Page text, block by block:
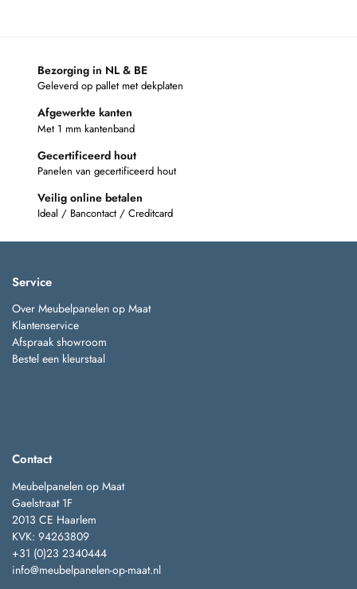
Bezorging in NL & BE
Geleverd op pallet met dekplaten
Afgewerkte kanten
Met 1 mm kantenband
Gecertificeerd hout
Panelen van gecertificeerd hout
Veilig online betalen
Ideal / Bancontact / Creditcard
Service
Over Meubelpanelen op Maat
Klantenservice
Afspraak showroom
Bestel een kleurstaal
Contact
Meubelpanelen op Maat
Gaelstraat 1F
2013 CE Haarlem
KVK: 94263809
+31 (0)23 2340444
info@meubelpanelen-op-maat.nl